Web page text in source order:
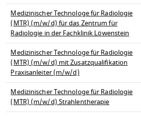
Medizinischer Technologe für Radiologie
(MTR) (m/w/d) für das Zentrum für
Radiologie in der Fachklinik Löwenstein
Medizinischer Technologe für Radiologie
(MTR) (m/w/d) mit Zusatzqualifikation
Praxisanleiter (m/w/d)
Medizinischer Technologe für Radiologie
(MTR) (m/w/d) Strahlentherapie